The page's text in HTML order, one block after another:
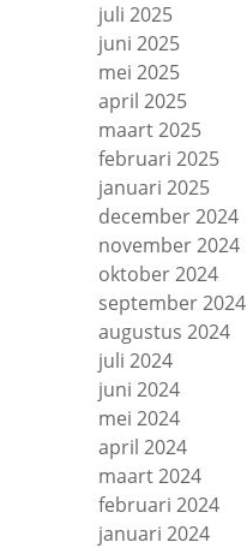
juli 2025
juni 2025
mei 2025
april 2025
maart 2025
februari 2025
januari 2025
december 2024
november 2024
oktober 2024
september 2024
augustus 2024
juli 2024
juni 2024
mei 2024
april 2024
maart 2024
februari 2024
januari 2024